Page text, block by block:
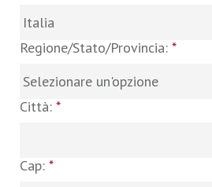
Regione/Stato/Provincia: *
Città: *
Cap: *